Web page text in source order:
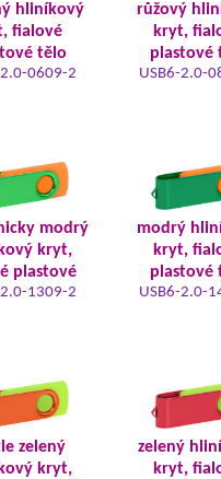
hliníkový
fialové
tělo
2.0-0609-2
růžový
kryt,
plastové
USB6-2.0-
modrý
kryt,
plastové
2.0-1309-2
modrý
kryt,
plastové
USB6-2.0-
zelený
kryt,
zelený
kryt,